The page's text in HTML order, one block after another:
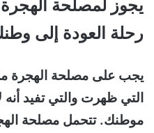
يجوز لمصلحة الهجرة
رحلة العودة إلى
يجب على مصلحة الهجرة
التي ظهرت والتي تفيد أنه
موطنك. تتحمل مصلحة